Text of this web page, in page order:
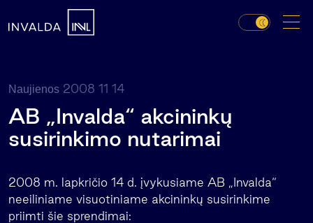
Naujienos 2008 11 14
AB „Invalda“ akcininkų
susirinkimo nutarimai
2008 m. lapkričio 14 d. įvykusiame AB „Invalda“
neeiliniame visuotiniame akcininkų susirinkime
priimti šie sprendimai: